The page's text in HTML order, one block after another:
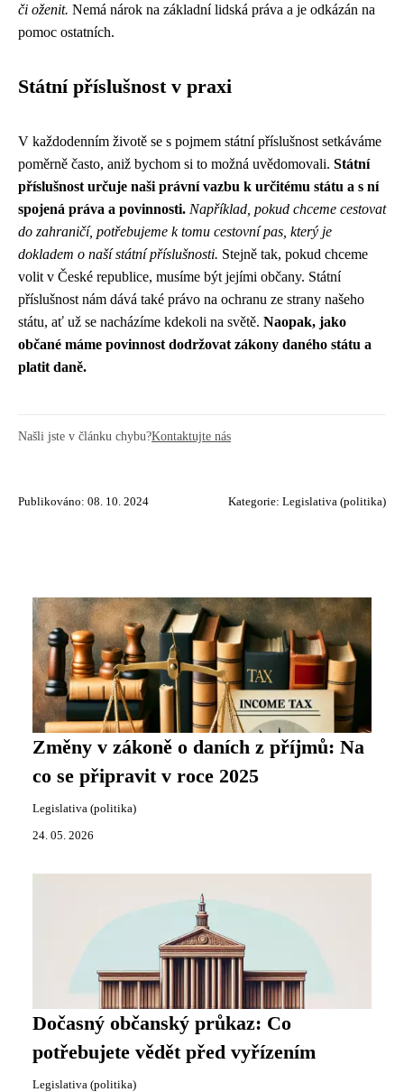
či oženit. Nemá nárok na základní lidská práva a je odkázán na
pomoc ostatních.
Státní příslušnost v praxi
V každodenním životě se s pojmem státní příslušnost setkáváme
poměrně často, aniž bychom si to možná uvědomovali. Státní
příslušnost určuje naši právní vazbu k určitému státu a s ní
spojená práva a povinnosti. Například, pokud chceme cestovat
do zahraničí, potřebujeme k tomu cestovní pas, který je
dokladem o naší státní příslušnosti. Stejně tak, pokud chceme
volit v České republice, musíme být jejími občany. Státní
příslušnost nám dává také právo na ochranu ze strany našeho
státu, ať už se nacházíme kdekoli na světě. Naopak, jako
občané máme povinnost dodržovat zákony daného státu a
platit daně.
Našli jste v článku chybu?Kontaktujte nás
Publikováno: 08. 10. 2024 Kategorie: Legislativa (politika)
Změny v zákoně o daních z příjmů: Na
co se připravit v roce 2025
Legislativa (politika)
24. 05. 2026
Dočasný občanský průkaz: Co
potřebujete vědět před vyřízením
Legislativa (politika)